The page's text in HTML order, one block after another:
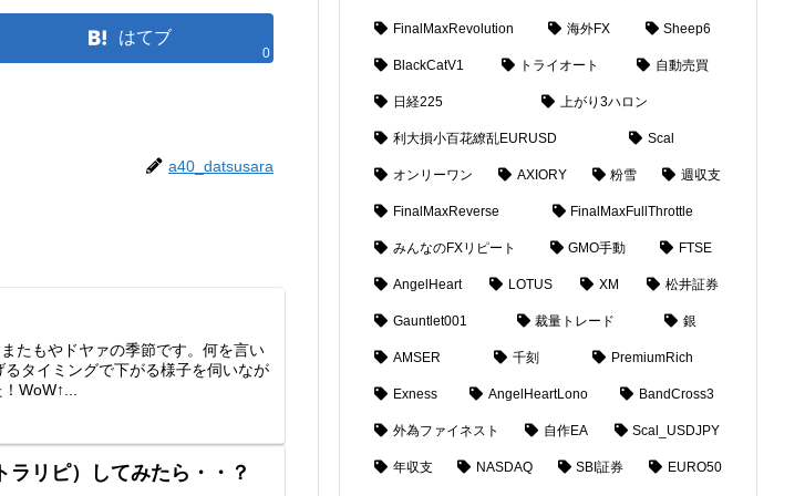
はてブ
0
a40_datsusara
たもやドヤァの季節です。何を言い
タイミングで下がる様子を伺いなが
WoW↑...
リピ）してみたら・・？
FinalMaxRevolution 海外FX Sheep6
BlackCatV1 トライオート 自動売買
日経225 上がり3ハロン
利大損小百花繚乱EURUSD Scal
オンリーワン AXIORY 粉雪 週収支
FinalMaxReverse FinalMaxFullThrottle
みんなのFXリピート GMO手動 FTSE
AngelHeart LOTUS XM 松井証券
Gauntlet001 裁量トレード 銀
AMSER 千刻 PremiumRich
Exness AngelHeartLono BandCross3
外為ファイネスト 自作EA Scal_USDJPY
年収支 NASDAQ SBI証券 EURO50